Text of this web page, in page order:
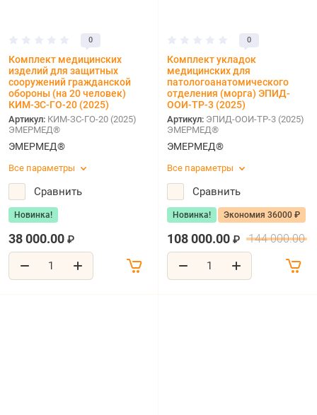
0
Комплект медицинских
изделий для защитных
сооружений гражданской
обороны (на 20 человек)
КИМ-ЗС-ГО-20 (2025)
Артикул: КИМ-ЗС-ГО-20 (2025)
ЭМЕРМЕД®
ЭМЕРМЕД®
Все параметры
Сравнить
Новинка!
38 000.00 ₽
0
Комплект укладок
медицинских для
патологоанатомического
отделения (морга) ЭПИД-
ООИ-ТР-3 (2025)
Артикул: ЭПИД-ООИ-ТР-3 (2025)
ЭМЕРМЕД®
ЭМЕРМЕД®
Все параметры
Сравнить
Новинка! Экономия 36000 ₽
108 000.00 ₽ 144 000.00